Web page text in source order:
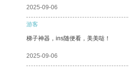
2025-09-06
游客
梯子神器，ins随便看，美美哒！
2025-09-06